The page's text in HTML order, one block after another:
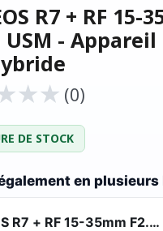
R7 + RF 15-
USM - Appareil
★
★★
★ (0)
DE STOCK
en
R7 + RF 15-35mm